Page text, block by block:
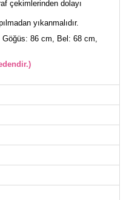
çekimlerinden dolayı
yıkanmalıdır.
Göğüs: 86 cm, Bel: 68 cm,
112
77